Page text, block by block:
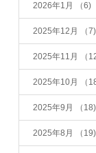
2026年1月 （6)
2025年12月 （7)
2025年11月 （
2025年10月 （
2025年9月 （18)
2025年8月 （19)